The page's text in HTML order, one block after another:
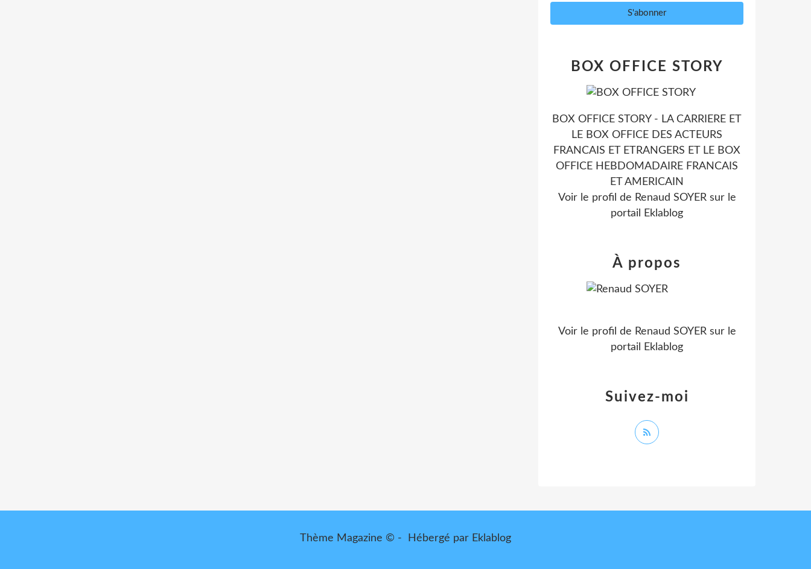
BOX OFFICE STORY
BOX OFFICE STORY - LA CARRIERE ET
LE BOX OFFICE DES ACTEURS
FRANCAIS ET ETRANGERS ET LE BOX
OFFICE HEBDOMADAIRE FRANCAIS
ET AMERICAIN
Voir le profil de Renaud SOYERsur le
portail Eklablog
Suivez-moi
À propos
Voir le profil de Renaud SOYERsur le
portail Eklablog
Thème Magazine © - Hébergé par Eklablog